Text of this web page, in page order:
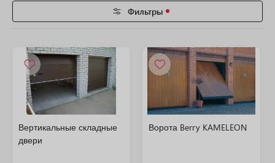
Фильтры
Вертикальные складные
двери
Ворота Berry KAMELEON